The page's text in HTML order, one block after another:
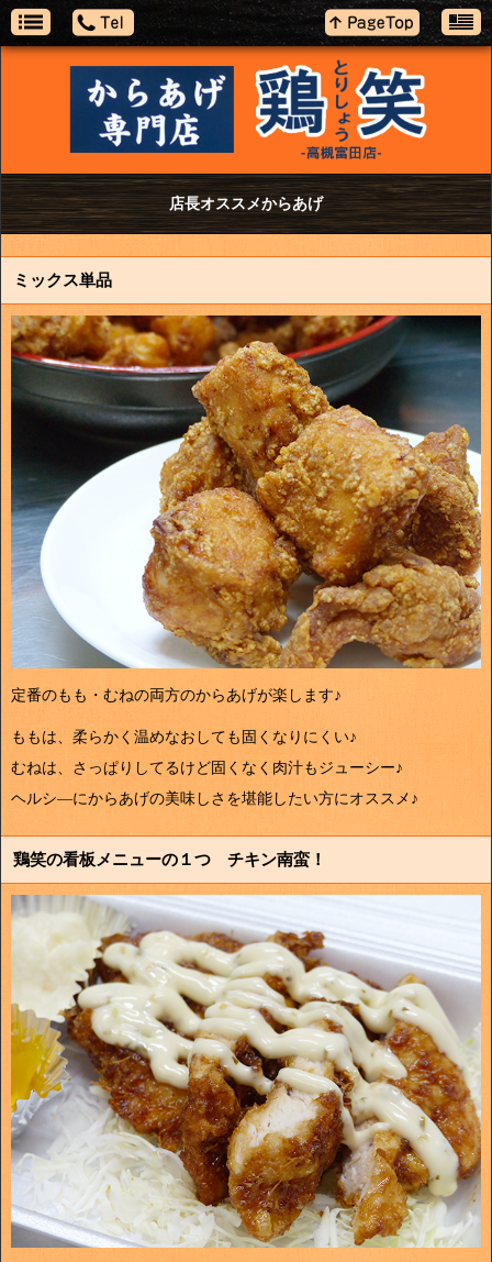
店長オススメからあげ
ミックス単品
定番のもも・むねの両方のからあげが楽します♪
ももは、柔らかく温めなおしても固くなりにくい♪
むねは、さっぱりしてるけど固くなく肉汁もジューシー♪
ヘルシ―にからあげの美味しさを堪能したい方にオススメ♪
鶏笑の看板メニューの１つ チキン南蛮！